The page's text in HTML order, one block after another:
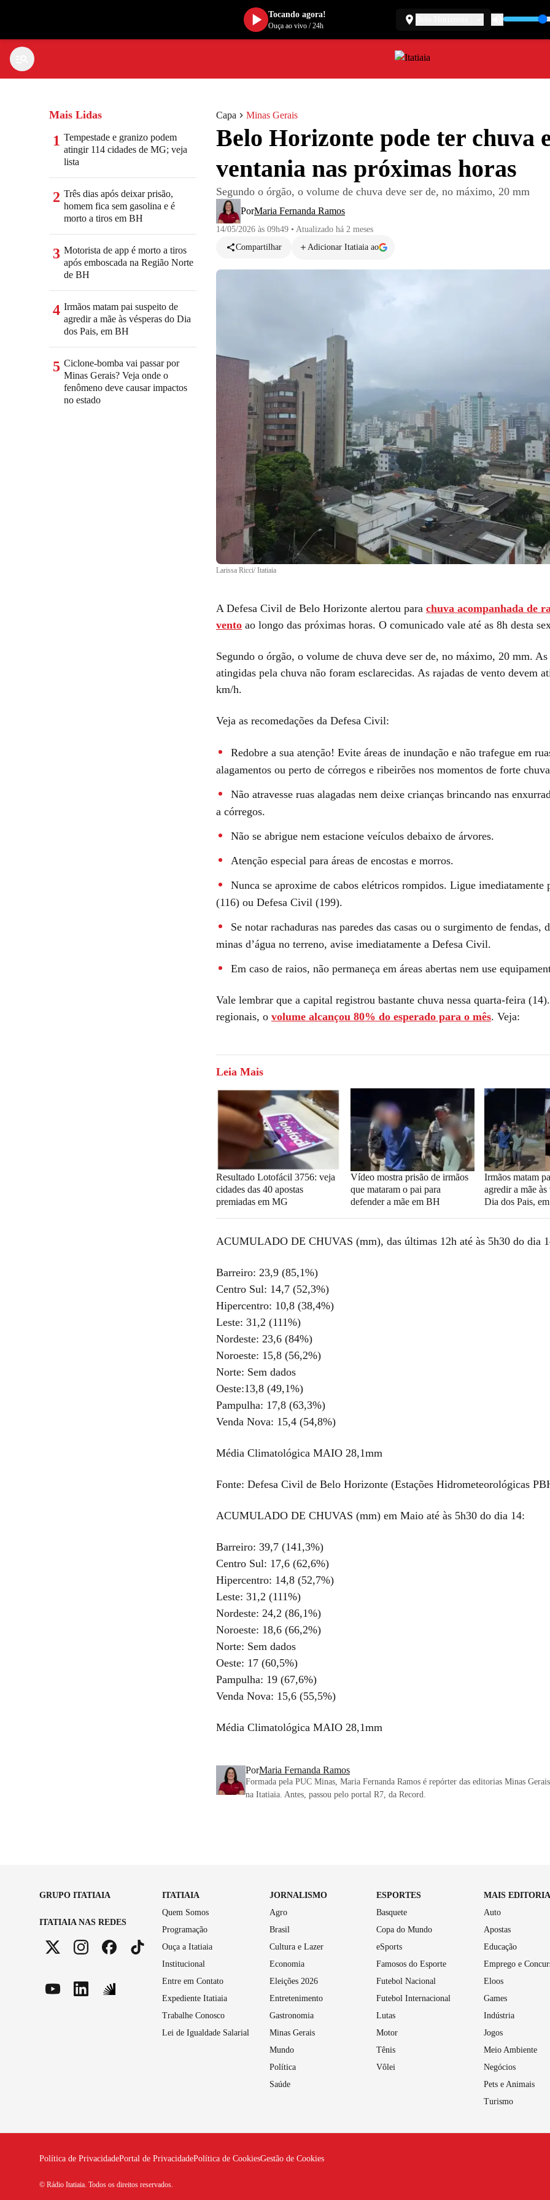
Capa Minas Gerais
Belo Horizonte pode ter chuva
ventania nas próximas horas
Segundo o órgão, o volume de chuva deve ser de, no máximo, 20 mm
PorMaria Fernanda Ramos
14/05/2026 às 09h49 • Atualizado há 2 meses
Compartilhar
Adicionar Itatiaia ao
Larissa Ricci/ Itatiaia
A Defesa Civil de Belo Horizonte alertou para chuva acompanhada de
vento ao longo das próximas horas. O comunicado vale até as 8h desta
Segundo o órgão, o volume de chuva deve ser de, no máximo, 20 mm.
atingidas pela chuva não foram esclarecidas. As rajadas de vento devem
km/h.
Veja as recomedações da Defesa Civil:
Redobre a sua atenção! Evite áreas de inundação e não trafegue em
alagamentos ou perto de córregos e ribeirões nos momentos de forte
Não atravesse ruas alagadas nem deixe crianças brincando nas
a córregos.
Não se abrigue nem estacione veículos debaixo de árvores.
Atenção especial para áreas de encostas e morros.
Nunca se aproxime de cabos elétricos rompidos. Ligue imediatamente
(116) ou Defesa Civil (199).
Se notar rachaduras nas paredes das casas ou o surgimento de fendas,
minas d’água no terreno, avise imediatamente a Defesa Civil.
Em caso de raios, não permaneça em áreas abertas nem use
Vale lembrar que a capital registrou bastante chuva nessa quarta-feira
regionais, o volume alcançou 80% do esperado para o mês. Veja:
Leia Mais
Resultado Lotofácil 3756: veja
cidades das 40 apostas
premiadas em MG
Vídeo mostra prisão de irmãos
que mataram o pai para
defender a mãe em BH
Irmãos matam
agredir a mãe às
Dia dos Pais,
ACUMULADO DE CHUVAS (mm), das últimas 12h até às 5h30 do dia
Barreiro: 23,9 (85,1%)
Centro Sul: 14,7 (52,3%)
Hipercentro: 10,8 (38,4%)
Leste: 31,2 (111%)
Nordeste: 23,6 (84%)
Noroeste: 15,8 (56,2%)
Norte: Sem dados
Oeste:13,8 (49,1%)
Pampulha: 17,8 (63,3%)
Venda Nova: 15,4 (54,8%)
Média Climatológica MAIO 28,1mm
Fonte: Defesa Civil de Belo Horizonte (Estações Hidrometeorológicas
ACUMULADO DE CHUVAS (mm) em Maio até às 5h30 do dia 14:
Barreiro: 39,7 (141,3%)
Centro Sul: 17,6 (62,6%)
Hipercentro: 14,8 (52,7%)
Leste: 31,2 (111%)
Nordeste: 24,2 (86,1%)
Noroeste: 18,6 (66,2%)
Norte: Sem dados
Oeste: 17 (60,5%)
Pampulha: 19 (67,6%)
Venda Nova: 15,6 (55,5%)
Média Climatológica MAIO 28,1mm
PorMaria Fernanda Ramos
Formada pela PUC Minas, Maria Fernanda Ramos é repórter das editorias Minas
na Itatiaia. Antes, passou pelo portal R7, da Record.
Mais Lidas
1 Tempestade e granizo podem
atingir 114 cidades de MG; veja
lista
2 Três dias após deixar prisão,
homem fica sem gasolina e é
morto a tiros em BH
3 Motorista de app é morto a tiros
após emboscada na Região Norte
de BH
4 Irmãos matam pai suspeito de
agredir a mãe às vésperas do Dia
dos Pais, em BH
5 Ciclone-bomba vai passar por
Minas Gerais? Veja onde o
fenômeno deve causar impactos
no estado
GRUPO ITATIAIA
ITATIAIA NAS REDES
ITATIAIA
Quem Somos
Programação
Ouça a Itatiaia
Institucional
Entre em Contato
Expediente Itatiaia
Trabalhe Conosco
Lei de Igualdade Salarial
JORNALISMO
Agro
Brasil
Cultura e Lazer
Economia
Eleições 2026
Entretenimento
Gastronomia
Minas Gerais
Mundo
Política
Saúde
ESPORTES
Basquete
Copa do Mundo
eSports
Famosos do Esporte
Futebol Nacional
Futebol Internacional
Lutas
Motor
Tênis
Vôlei
MAIS
Auto
Apostas
Educação
Emprego e
Eloos
Games
Indústria
Jogos
Meio Ambiente
Negócios
Pets e Animais
Turismo
Política de PrivacidadePortal de PrivacidadePolítica de CookiesGestão de Cookies
© Rádio Itatiaia. Todos os direitos reservados.
Tocando agora!
Ouça ao vivo/24h